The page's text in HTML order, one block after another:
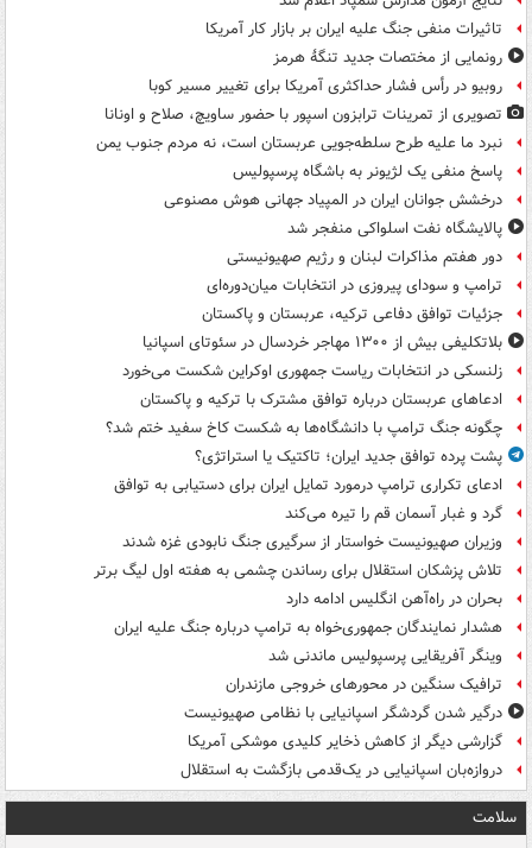
تاثیرات منفی جنگ علیه ایران بر بازار کار آمریکا
رونمایی از مختصات جدید تنگۀ هرمز
روبیو در رأس فشار حداکثری آمریکا برای تغییر مسیر کوبا
تصویری از تمرینات ترابزون اسپور با حضور ساویچ، صلاح و اونانا
نبرد ما علیه طرح سلطه‌جویی عربستان است، نه مردم جنوب یمن
پاسخ منفی یک لژیونر به باشگاه پرسپولیس
درخشش جوانان ایران در المپیاد جهانی هوش مصنوعی
پالایشگاه نفت اسلواکی منفجر شد
دور هفتم مذاکرات لبنان و رژیم صهیونیستی
ترامپ و سودای پیروزی در انتخابات میان‌دوره‌ای
جزئیات توافق دفاعی ترکیه، عربستان و پاکستان
بلاتکلیفی بیش از ۱۳۰۰ مهاجر خردسال در سئوتای اسپانیا
زلنسکی در انتخابات ریاست جمهوری اوکراین شکست می‌خورد
ادعاهای عربستان درباره توافق مشترک با ترکیه و پاکستان
چگونه جنگ ترامپ با دانشگاه‌ها به شکست کاخ سفید ختم شد؟
پشت پرده توافق جدید ایران؛ تاکتیک یا استراتژی؟
ادعای تکراری ترامپ درمورد تمایل ایران برای دستیابی به توافق
گرد و غبار آسمان قم را تیره می‌کند
وزیران صهیونیست خواستار از سرگیری جنگ نابودی غزه شدند
تلاش پزشکان استقلال برای رساندن چشمی به هفته اول لیگ برتر
بحران در راه‌آهن انگلیس ادامه دارد
هشدار نمایندگان جمهوری‌خواه به ترامپ درباره جنگ علیه ایران
وینگر آفریقایی پرسپولیس ماندنی شد
ترافیک سنگین در محورهای خروجی مازندران
درگیر شدن گردشگر اسپانیایی با نظامی صهیونیست
گزارشی دیگر از کاهش ذخایر کلیدی موشکی آمریکا
دروازه‌بان اسپانیایی در یک‌قدمی بازگشت به استقلال
سلامت